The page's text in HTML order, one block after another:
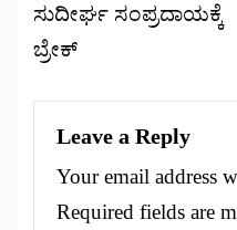
ಸುದೀರ್ಘ ಸಂಪ್ರದಾಯಕ್ಕೆ
ಬ್ರೇಕ್
Leave a Reply
Your email address
Required fields are